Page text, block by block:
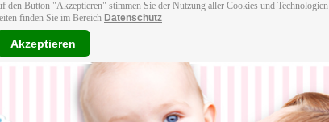
Button "Akzeptieren" stimmen Sie der Nutzung aller Cookies und Technologien
finden Sie im Bereich Datenschutz
Akzeptieren